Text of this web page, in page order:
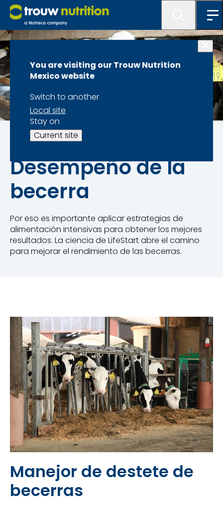
You are visiting our Trouw Nutrition
Mexico website
Switch to another
Local site
Stay on
Current site
Becerras
Desempeño de la
becerra
Por eso es importante aplicar estrategias de
alimentación intensivas para obtener los mejores
resultados. La ciencia de LifeStart abre el camino
para mejorar el rendimiento de las becerras.
Manejor de destete de
becerras